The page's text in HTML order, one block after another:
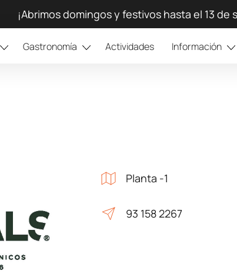
¡Abrimos domingos y festivos hasta el 13 de
Gastronomía Actividades Información
Planta -1
93 158 2267